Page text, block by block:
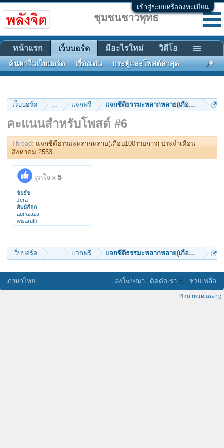
เข้าสู่ระบบหรือลงทะเบียน
เว็บบอร์ด ... แจกฟรี แจกซีดีธรรมะหลากหลาย(เกือบ100รายก
คะแนนสำหรับโพสต์ #6
Thread: แจกซีดีธรรมะหลากหลาย(เกือบ100รายการ) ประจำเดือน
สิงหาคม 2553
ถูกใจ x 5
ชัยธัช
Jera
ศิษย์สีสุก
aumzaza
wisaruth
เว็บบอร์ด ... แจกฟรี แจกซีดีธรรมะหลากหลาย(เกือบ100รายก
ชุมชนชาวพุทธ
หน้าแรก เว็บบอร์ด
ค้นหาในเว็บบอร์ด เรื่องเด่น กระทู้และโพสต์ล่าสุด
มีอะไรใหม่ วิดีโอ
ภาษาไทย ลงโฆษณา ติดต่อเรา ช่วยเหลือ
ข้อกำหนดและกฎ